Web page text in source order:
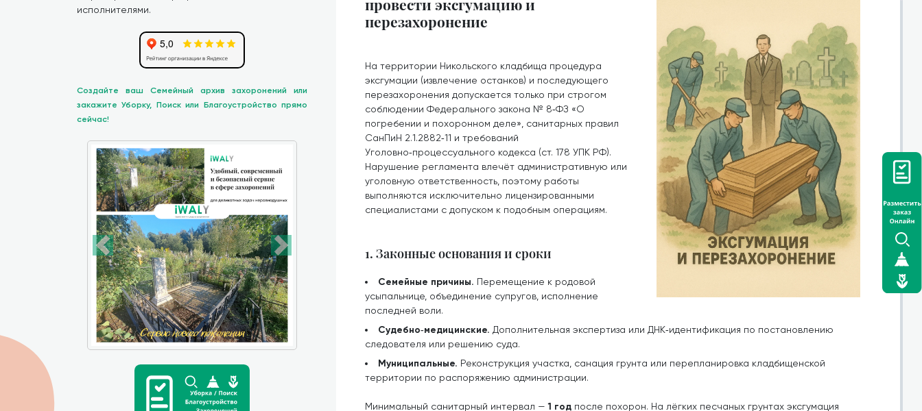
исполнителями.
Создайте ваш Семейный архив захоронений или
закажите Уборку, Поиск или Благоустройство прямо
сейчас!
провести эксгумацию и
перезахоронение
На территории Никольского кладбища процедура
эксгумации (извлечение останков) и последующего
перезахоронения допускается только при строгом
соблюдении Федерального закона № 8‑ФЗ «О
погребении и похоронном деле», санитарных правил
СанПиН 2.1.2882‑11 и требований
Уголовно‑процессуального кодекса (ст. 178 УПК РФ).
Нарушение регламента влечёт административную или
уголовную ответственность, поэтому работы
выполняются исключительно лицензированными
специалистами с допуском к подобным операциям.
1. Законные основания и сроки
Семейные причины. Перемещение к родовой
усыпальнице, объединение супругов, исполнение
последней воли.
Судебно‑медицинские. Дополнительная экспертиза или ДНК‑идентификация по постановлению
следователя или решению суда.
Муниципальные. Реконструкция участка, санация грунта или перепланировка кладбищенской
территории по распоряжению администрации.
Минимальный санитарный интервал —1 год после похорон. На лёгких песчаных грунтах эксгумация